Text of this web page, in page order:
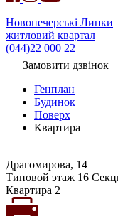
Новопечерські Липки
житловий квартал
(044)22 000 22
Замовити дзвінок
Генплан
Будинок
Поверх
Квартира
Драгомирова, 14
Типовой этаж 16
Квартира 2